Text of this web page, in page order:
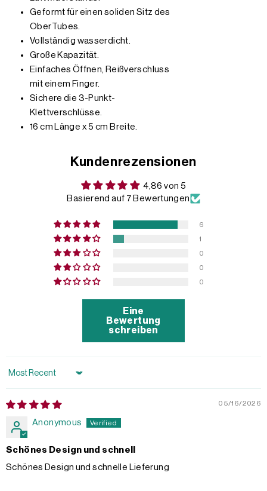
Geformt für einen soliden Sitz des
OberTubes.
Vollständig wasserdicht.
Große Kapazität.
Einfaches Öffnen, Reißverschluss
mit einem Finger.
Sichere die 3-Punkt-
Klettverschlüsse.
16 cm Länge x 5 cm Breite.
Kundenrezensionen
4,86 von 5
Basierend auf 7 Bewertungen
6
1
0
0
0
Eine
Bewertung
schreiben
Sort by
05/16/2026
Anonymous
Schönes Design und schnell
Schönes Design und schnelle Lieferung